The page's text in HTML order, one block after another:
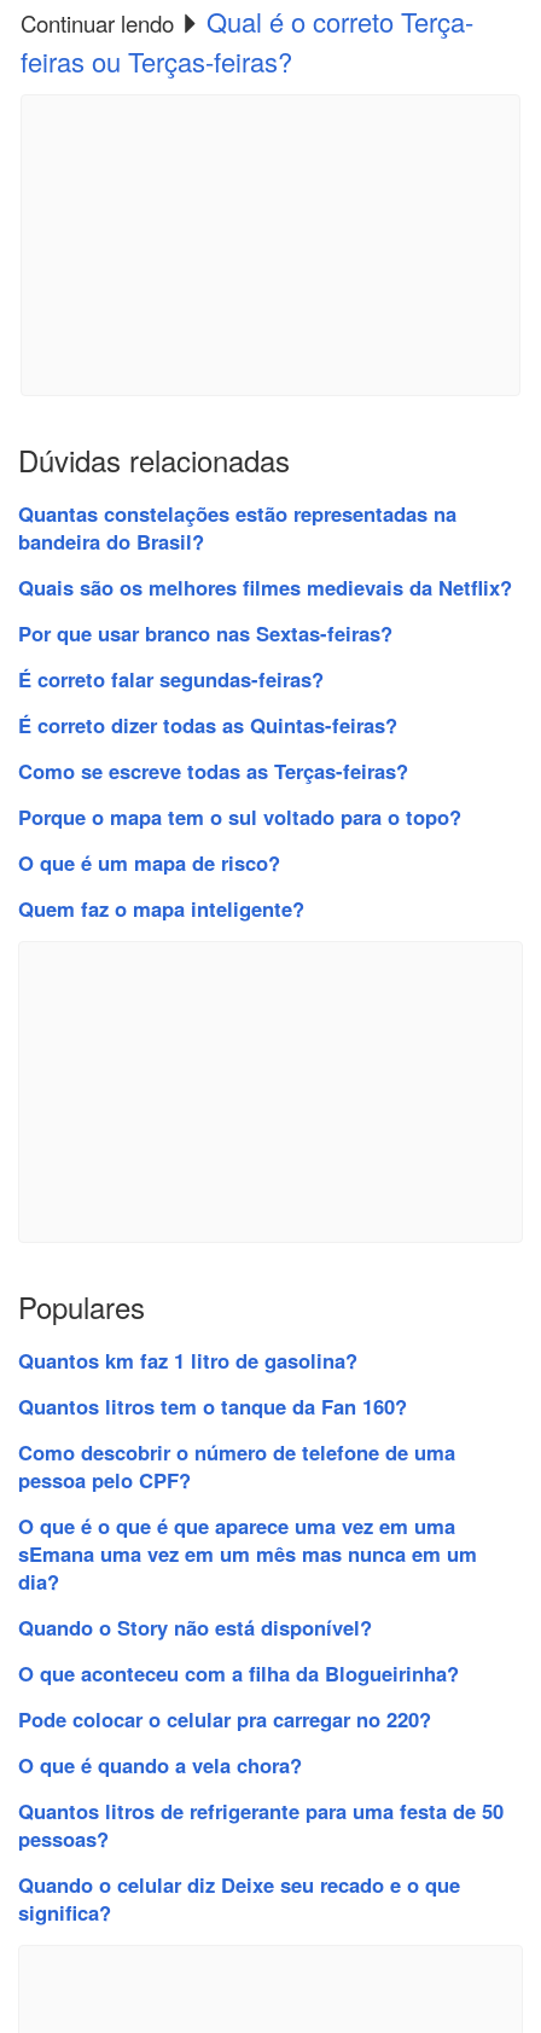
Continuar lendo
Qual é o correto Terça-
feiras ou Terças-feiras?
Dúvidas relacionadas
Quantas constelações estão representadas na
bandeira do Brasil?
Quais são os melhores filmes medievais da Netflix?
Por que usar branco nas Sextas-feiras?
É correto falar segundas-feiras?
É correto dizer todas as Quintas-feiras?
Como se escreve todas as Terças-feiras?
Porque o mapa tem o sul voltado para o topo?
O que é um mapa de risco?
Quem faz o mapa inteligente?
Populares
Quantos km faz 1 litro de gasolina?
Quantos litros tem o tanque da Fan 160?
Como descobrir o número de telefone de uma
pessoa pelo CPF?
O que é o que é que aparece uma vez em uma
sEmana uma vez em um mês mas nunca em um
dia?
Quando o Story não está disponível?
O que aconteceu com a filha da Blogueirinha?
Pode colocar o celular pra carregar no 220?
O que é quando a vela chora?
Quantos litros de refrigerante para uma festa de 50
pessoas?
Quando o celular diz Deixe seu recado e o que
significa?